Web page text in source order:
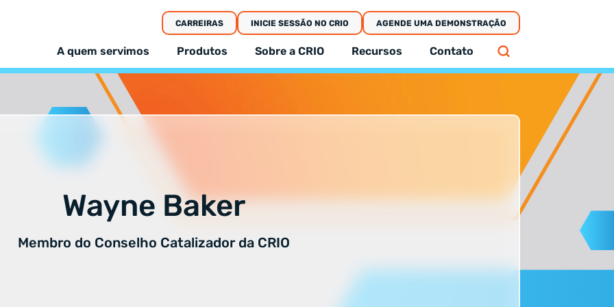
CARREIRAS INICIE SESSÃO NO CRIO AGENDE UMA DEMONSTRAÇÃO
A quem servimos Produtos Sobre a CRIO Recursos Contato
Wayne Baker
Membro do Conselho Catalizador da CRIO